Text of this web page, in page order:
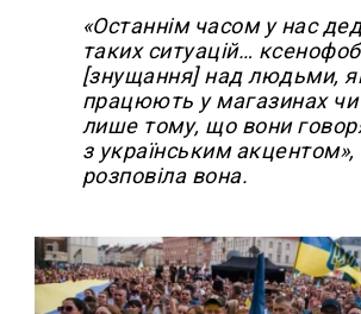
«Останнім часом у нас
таких ситуацій…
[знущання] над людьми,
працюють у магазинах чи
лише тому, що вони
з українським
розповіла вона.